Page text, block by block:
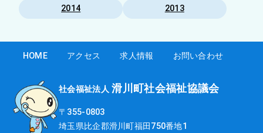
2014
2013
HOME アクセス 求人情報 お問い合わせ
社会福祉法人 滑川町社会福祉協議会
〒355-0803
埼玉県比企郡滑川町福田750番地1